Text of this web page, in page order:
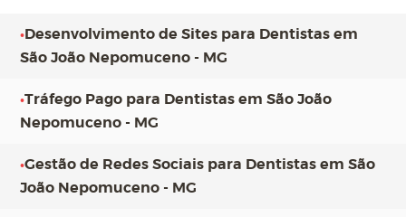
•Desenvolvimento de Sites para Dentistas em
São João Nepomuceno - MG
•Tráfego Pago para Dentistas em São João
Nepomuceno - MG
•Gestão de Redes Sociais para Dentistas em São
João Nepomuceno - MG